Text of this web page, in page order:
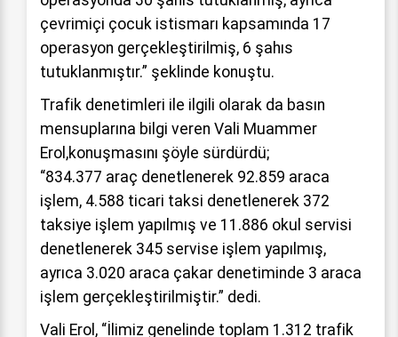
çevrimiçi çocuk istismarı kapsamında 17
operasyon gerçekleştirilmiş, 6 şahıs
tutuklanmıştır.” şeklinde konuştu.
Trafik denetimleri ile ilgili olarak da basın
mensuplarına bilgi veren Vali Muammer
Erol,konuşmasını şöyle sürdürdü;
“834.377 araç denetlenerek 92.859 araca
işlem, 4.588 ticari taksi denetlenerek 372
taksiye işlem yapılmış ve 11.886 okul servisi
denetlenerek 345 servise işlem yapılmış,
ayrıca 3.020 araca çakar denetiminde 3 araca
işlem gerçekleştirilmiştir.” dedi.
Vali Erol, “İlimiz genelinde toplam 1.312 trafik